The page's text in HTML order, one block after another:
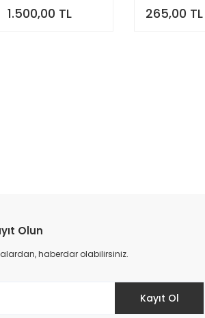
1.500,00 TL 265,00 TL
Olun
haberdar olabilirsiniz.
Kayıt Ol